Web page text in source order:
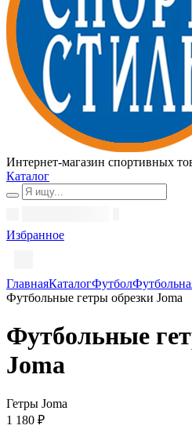
Интернет-магазин спортивных
Каталог
Избранное
ГлавнаяКаталогФутбол
Футбольные гетры обрезки Joma
Футбольные
Joma
Гетры Joma
1 180 ₽